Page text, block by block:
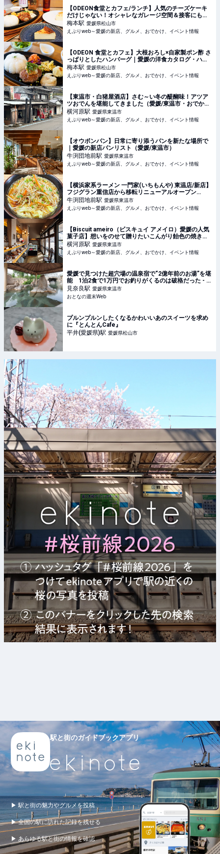
【ODEON食堂とカフェ/ランチ】人気のチーズケーキ
だけじゃない！オシャレなガレージ空間＆接客にもこ
だわり有◎（愛媛/松山市）
梅本駅 愛媛県松山市
えぷりweb～愛媛の新店、グルメ、おでかけ、イベント情報
【ODEON 食堂とカフェ】大根おろし×自家製ポン酢 さ
っぱりとしたハンバーグ｜愛媛の洋食カタログ・ハン
バーグ編（愛媛/松山市）
梅本駅 愛媛県松山市
えぷりweb～愛媛の新店、グルメ、おでかけ、イベント情報
【東温市・白猪屋酒店】さむ～い冬の醍醐味！アツア
ツおでんを堪能してきました（愛媛/東温市・おでかけ
レポ）
横河原駅 愛媛県東温市
えぷりweb～愛媛の新店、グルメ、おでかけ、イベント情報
【オウボンパン】日常に寄り添うパンを新たな場所で
｜愛媛の新店パンリスト（愛媛/東温市）
牛渕団地前駅 愛媛県東温市
えぷりweb～愛媛の新店、グルメ、おでかけ、イベント情報
【横浜家系ラーメン 一門家(いちもんや) 東温店/新店】
フジグラン重信店から移転リニューアルオープン
【2026/11/27 愛媛/東温市/ラーメン】
牛渕団地前駅 愛媛県東温市
えぷりweb～愛媛の新店、グルメ、おでかけ、イベント情報
【Biscuit ameiro（ビスキュイ アメイロ）愛媛の人気
菓子店】想いをのせて贈りたいこんがり飴色の焼き菓
子（愛媛/東温）
横河原駅 愛媛県東温市
えぷりweb～愛媛の新店、グルメ、おでかけ、イベント情報
愛媛で見つけた超穴場の温泉宿で“2億年前のお湯”を堪
能 1泊2食で1万円でお釣りがくるのは破格だった - お
となの週末Web
見奈良駅 愛媛県東温市
おとなの週末Web
プルンプルンしたくなるかわいいあのスイーツを求め
に『とんとんCafe』
平井(愛媛県)駅 愛媛県松山市
駅と街のガイドブックアプリ
▶ 駅と街の魅力やグルメを投稿
▶ 全国の駅に訪れた記録を残せる
▶ あらゆる駅と街の情報を確認